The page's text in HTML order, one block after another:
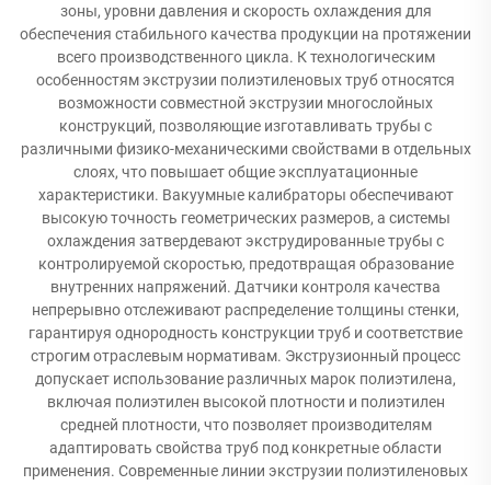
зоны, уровни давления и скорость охлаждения для
обеспечения стабильного качества продукции на протяжении
всего производственного цикла. К технологическим
особенностям экструзии полиэтиленовых труб относятся
возможности совместной экструзии многослойных
конструкций, позволяющие изготавливать трубы с
различными физико-механическими свойствами в отдельных
слоях, что повышает общие эксплуатационные
характеристики. Вакуумные калибраторы обеспечивают
высокую точность геометрических размеров, а системы
охлаждения затвердевают экструдированные трубы с
контролируемой скоростью, предотвращая образование
внутренних напряжений. Датчики контроля качества
непрерывно отслеживают распределение толщины стенки,
гарантируя однородность конструкции труб и соответствие
строгим отраслевым нормативам. Экструзионный процесс
допускает использование различных марок полиэтилена,
включая полиэтилен высокой плотности и полиэтилен
средней плотности, что позволяет производителям
адаптировать свойства труб под конкретные области
применения. Современные линии экструзии полиэтиленовых